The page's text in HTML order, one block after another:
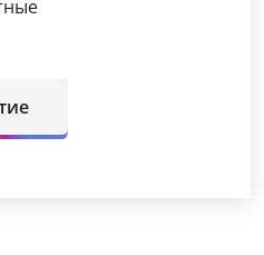
империи, включая
мундиры военно-
эпох.